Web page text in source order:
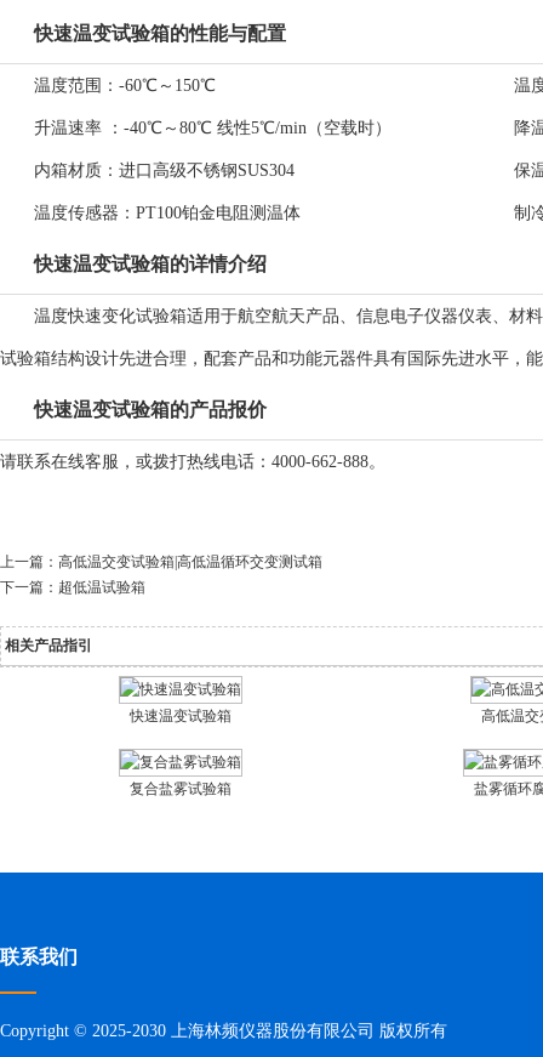
快速温变试验箱的性能与配置
温度范围： -60℃～150℃ 温
升温速率 ： -40℃～80℃ 线性5℃/min（空载时） 降
内箱材质： 进口高级不锈钢SUS304 保
温度传感器： PT100铂金电阻测温体 制
快速温变试验箱的详情介绍
温度快速变化试验箱适用于航空航天产品、信息电子仪器仪表、材
试验箱结构设计先进合理，配套产品和功能元器件具有国际先进水平
快速温变试验箱的产品报价
请联系在线客服，或拨打热线电话：4000-662-888。
上一篇： 高低温交变试验箱|高低温循环交变测试箱
下一篇： 超低温试验箱
相关产品指引
快速温变试验箱 高低温交
复合盐雾试验箱 盐雾循环
联系我们
Copyright © 2025-2030 上海林频仪器股份有限公司 版权所有